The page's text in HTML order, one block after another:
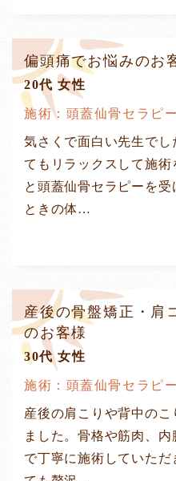
偏頭痛でお悩みのお
20代 女性
施術：頭蓋仙骨セラピー
気さくで面白い先生で
てもリラックスして施
と頭蓋仙骨セラピーを
ときの体…
産後の骨盤矯正・肩
のお客様
30代 女性
施術：頭蓋仙骨セラピー
産後の肩こりや背中の
ました。骨格や筋肉、
で丁寧に施術していた